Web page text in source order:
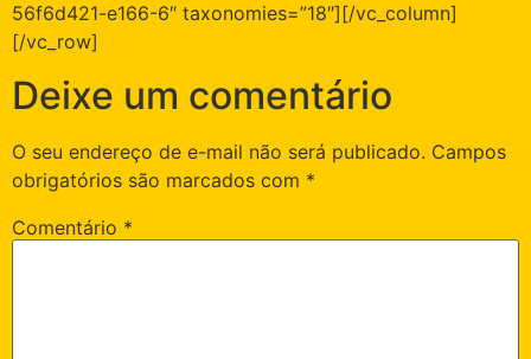
56f6d421-e166-6″ taxonomies=”18″][/vc_column]
[/vc_row]
Deixe um comentário
O seu endereço de e-mail não será publicado. Campos
obrigatórios são marcados com *
Comentário *